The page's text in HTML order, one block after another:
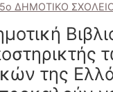
5ο ΔΗΜΟΤΙΚΟ
της